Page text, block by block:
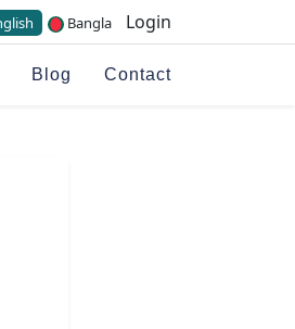
Bangla Login
Blog Contact